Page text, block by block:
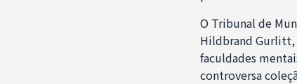
O Tribunal de
Hildbrand Gurlitt,
faculdades
controversa